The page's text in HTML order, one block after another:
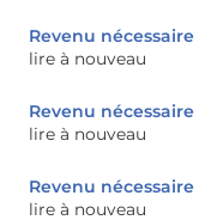
Revenu
lire à nouveau
Revenu
lire à nouveau
Revenu
lire à nouveau